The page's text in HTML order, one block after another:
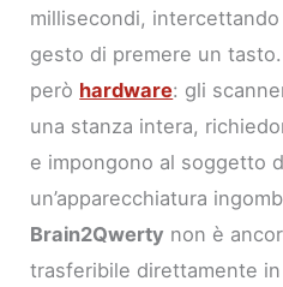
millisecondi,
gesto di premere un
però hardware: gli
una stanza intera,
e impongono al soggetto
un’apparecchiatura
Brain2Qwerty non è
trasferibile direttamente